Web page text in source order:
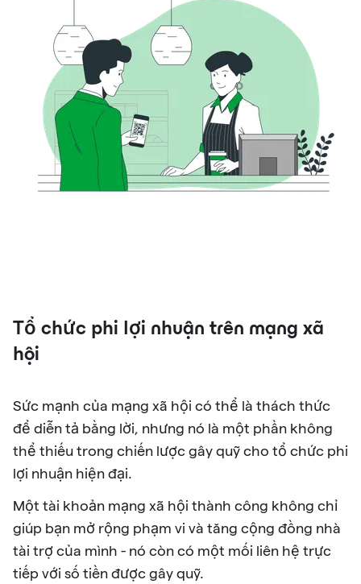
Tổ chức phi lợi nhuận trên mạng xã
hội
Sức mạnh của mạng xã hội có thể là thách thức
để diễn tả bằng lời, nhưng nó là một phần không
thể thiếu trong chiến lược gây quỹ cho tổ chức phi
lợi nhuận hiện đại.
Một tài khoản mạng xã hội thành công không chỉ
giúp bạn mở rộng phạm vi và tăng cộng đồng nhà
tài trợ của mình - nó còn có một mối liên hệ trực
tiếp với số tiền được gây quỹ.